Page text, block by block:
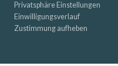
Privatsphäre Einstellungen
Einwilligungsverlauf
Zustimmung aufheben